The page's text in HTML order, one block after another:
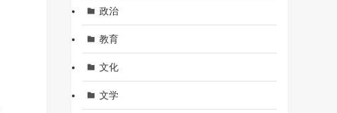
政治
教育
文化
文学